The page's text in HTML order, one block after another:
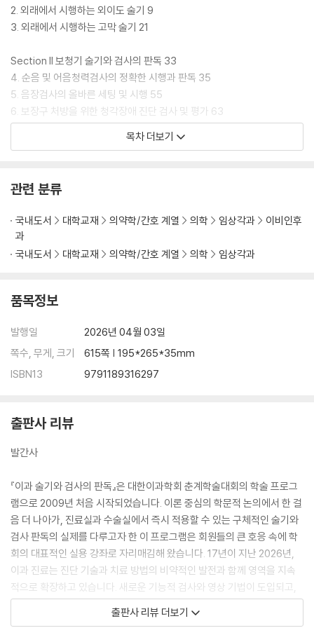
2. 외래에서 시행하는 외이도 술기 9
3. 외래에서 시행하는 고막 술기 21
Section II 보청기 술기와 검사의 판독 33
4. 순음 및 어음청력검사의 정확한 시행과 판독 35
5. 음장검사의 올바른 세팅 및 시행 55
6. 보장구 처방을 위한 청각장애 진단 검사 및 평가 63
7. 보청기 피팅(Fitting) 실전 가이드 71
11. 보청기연구회에서 제안하는 난청 환자 진료 프로토콜 111
Section III 이관질환 술기와 검사의 판독 121
13. 이관기능검사: 평가 방법과 임상적 활용 135
15. 이관풍선확장술: 적응증과 술기 165
Section IV 이명 술기와 검사의 판독 181
17. 이명진료를 위한 다양한 설문지와 판독 183
18. 이명환자를 위한 청각검사의 판독 199
20. 근경련성 이명의 보톡스 치료 219
21. 이비인후과 의사가 하는 이명 상담치료 227
22. 이명의 소리 치료 237
Section V 어지럼 술기와 검사의 판독 263
24. 어지럼증 신체검사 및 소뇌기능검사 265
25. 비디오안진검사와 온도안진검사 273
26. 비디오두부충동검사 291
27. 회전의자검사 297
28. 자세검사 311
29. 이석기능검사 323
30. 자주쓰는 어지럼 설문지와 판독 335
목차 더보기
관련 분류
국내도서 대학교재 의약학/간호 계열 의학 임상각과
이비인후
과
국내도서
대학교재 의약학/간호 계열 의학 임상각과
품목정보
발행일
2026년 04월 03일
쪽수, 무게, 크기
615쪽 | 195*265*35mm
ISBN13
9791189316297
출판사 리뷰
발간사
『이과 술기와 검사의 판독』은 대한이과학회 춘계학술대회의 학술 프로그
램으로 2009년 처음 시작되었습니다. 이론 중심의 학문적 논의에서 한 걸
음 더 나아가, 진료실과 수술실에서 즉시 적용할 수 있는 구체적인 술기와
검사 판독의 실제를 다루고자 한 이 프로그램은 회원들의 큰 호응 속에 학
회의 대표적인 실용 강좌로 자리매김해 왔습니다. 17년이 지난 2026년,
이과 진료는 진단 기술과 치료 방법의 비약적인 발전과 함께 영역을 지속
적으로 확장하고 있습니다. 새로운 기능적 검사와 영상 기법이 도입되고,
재활 및 수술적 치료 전략이 세분화되면서 임상 현장에서 요구되는 술기와
다양한 검사에 대한 판독 능력 또한 더욱 정교해지고 있습니다. 이러한 변
출판사 리뷰 더보기